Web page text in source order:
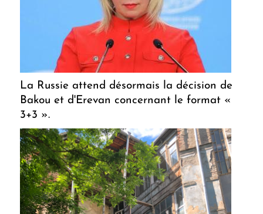
La Russie attend désormais la décision de
Bakou et d'Erevan concernant le format «
3+3 ».